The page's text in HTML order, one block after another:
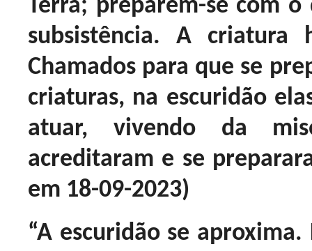
Terra; preparem-se com
subsistência. A criatura
Chamados para que se
criaturas, na escuridão
atuar, vivendo da
acreditaram e se
em 18-09-2023)
“A escuridão se